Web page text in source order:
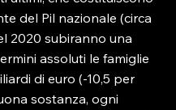
del Pil nazionale (circa
2020 subiranno una
assoluti le famiglie
di euro (-10,5 per
sostanza, ogni